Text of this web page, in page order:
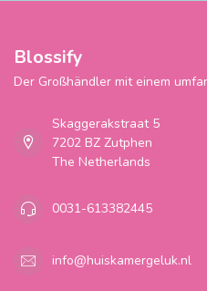
Blossify
Der Großhändler mit einem
Skaggerakstraat 5
7202 BZ Zutphen
The Netherlands
0031-613382445
info@huiskamergeluk.nl